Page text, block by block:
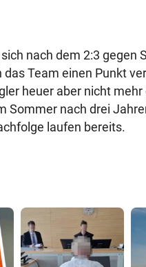
nach dem 2:3 gegen
Team einen Punkt
heuer aber nicht
Sommer nach drei
laufen bereits.